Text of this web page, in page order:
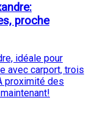
proche
idéale pour
avec carport, trois
proximité des